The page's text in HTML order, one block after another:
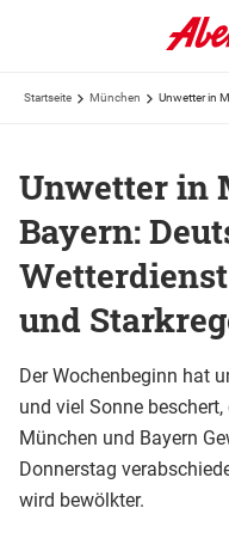
Startseite München
Unwetter in
Bayern:
und
Der Wochenbeginn hat
und viel Sonne
München und Bayern
Donnerstag
wird bewölkter.